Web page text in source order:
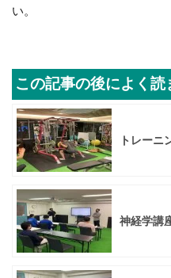
い。
この記事の後によく読
トレーニ
神経学講